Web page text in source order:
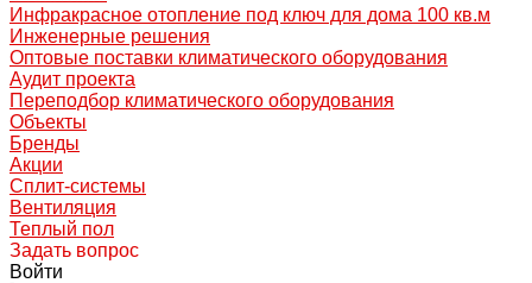
Инфракрасное отопление под ключ для дома 100 кв.м
Инженерные решения
Оптовые поставки климатического оборудования
Аудит проекта
Переподбор климатического оборудования
Объекты
Бренды
Акции
Сплит-системы
Вентиляция
Теплый пол
Задать вопрос
Войти